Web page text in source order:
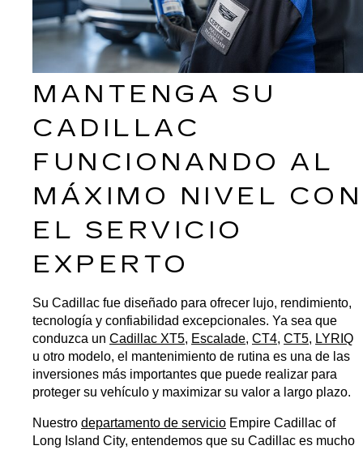
MANTENGA SU
CADILLAC
FUNCIONANDO AL
MÁXIMO NIVEL CON
EL SERVICIO
EXPERTO
Su Cadillac fue diseñado para ofrecer lujo, rendimiento,
tecnología y confiabilidad excepcionales. Ya sea que
conduzca un Cadillac XT5, Escalade, CT4, CT5, LYRIQ
u otro modelo, el mantenimiento de rutina es una de las
inversiones más importantes que puede realizar para
proteger su vehículo y maximizar su valor a largo plazo.
Nuestro departamento de servicio Empire Cadillac of
Long Island City, entendemos que su Cadillac es mucho